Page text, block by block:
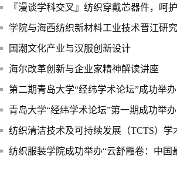
国潮文化产业与汉服创新设计
海尔改革创新与企业家精神解读讲座
第二期青岛大学“经纬学术论坛”成功举办
青岛大学“经纬学术论坛”第一期成功举办